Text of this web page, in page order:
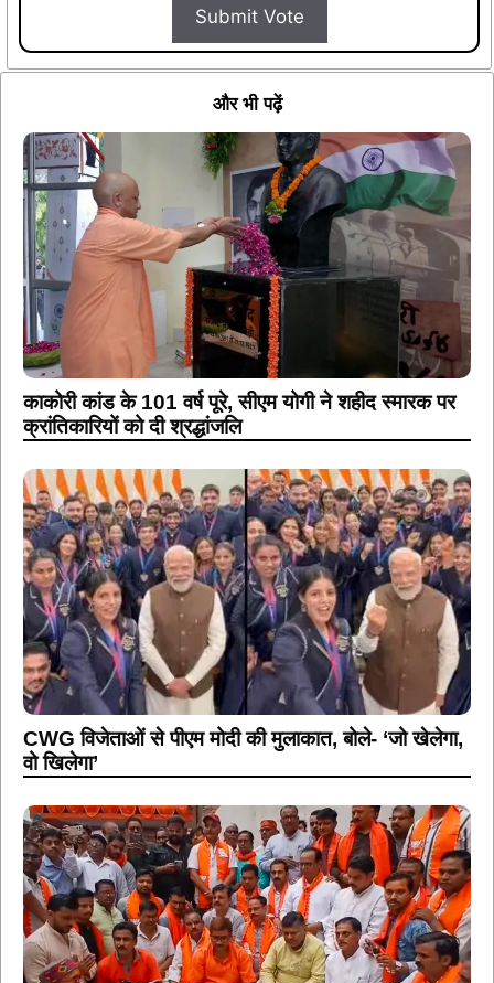
Submit Vote
और भी पढ़ें
काकोरी कांड के 101 वर्ष पूरे, सीएम योगी ने शहीद स्मारक पर
क्रांतिकारियों को दी श्रद्धांजलि
CWG विजेताओं से पीएम मोदी की मुलाकात, बोले- ‘जो खेलेगा,
वो खिलेगा’